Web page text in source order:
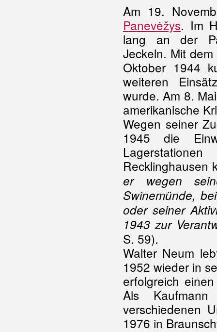
Am 19.
Panevėžys. Im
lang an der
Jeckeln. Mit
Oktober 1944
weiteren
wurde. Am 8.
amerikanische
Wegen seiner
1945 die
er wegen
Swinemünde,
oder seiner
1943 zur
S. 59).
Walter Neum
1952 wieder in
erfolgreich
Als
verschiedenen
1976 in